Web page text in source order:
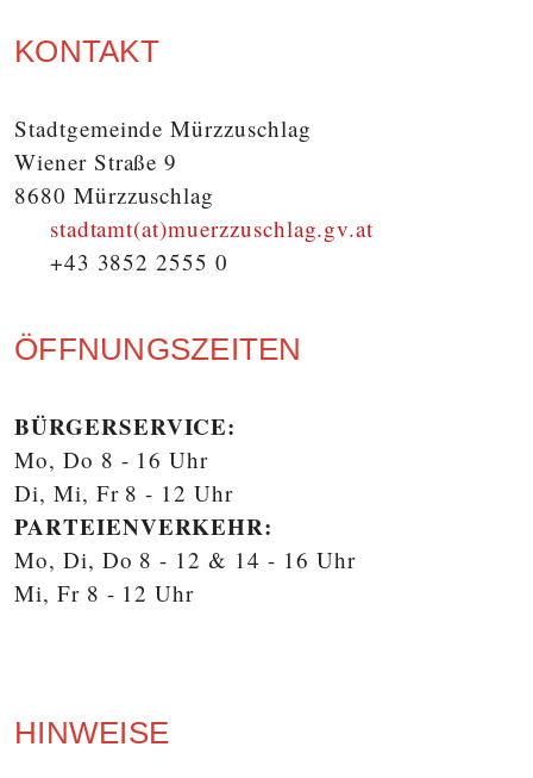
KONTAKT
Stadtgemeinde Mürzzuschlag
Wiener Straße 9
8680 Mürzzuschlag
stadtamt(at)muerzzuschlag.gv.at
+43 3852 2555 0
ÖFFNUNGSZEITEN
BÜRGERSERVICE:
Mo, Do 8 - 16 Uhr
Di, Mi, Fr 8 - 12 Uhr
PARTEIENVERKEHR:
Mo, Di, Do 8 - 12 & 14 - 16 Uhr
Mi, Fr 8 - 12 Uhr
HINWEISE